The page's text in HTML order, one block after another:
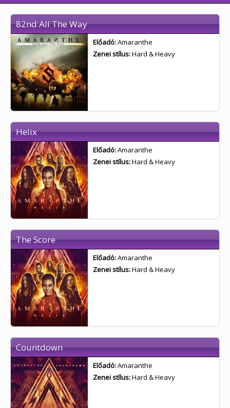
82nd All The Way
Előadó:Amaranthe
Zenei stílus:Hard & Heavy
Helix
Előadó:Amaranthe
Zenei stílus:Hard & Heavy
The Score
Előadó:Amaranthe
Zenei stílus:Hard & Heavy
Countdown
Előadó:Amaranthe
Zenei stílus:Hard & Heavy